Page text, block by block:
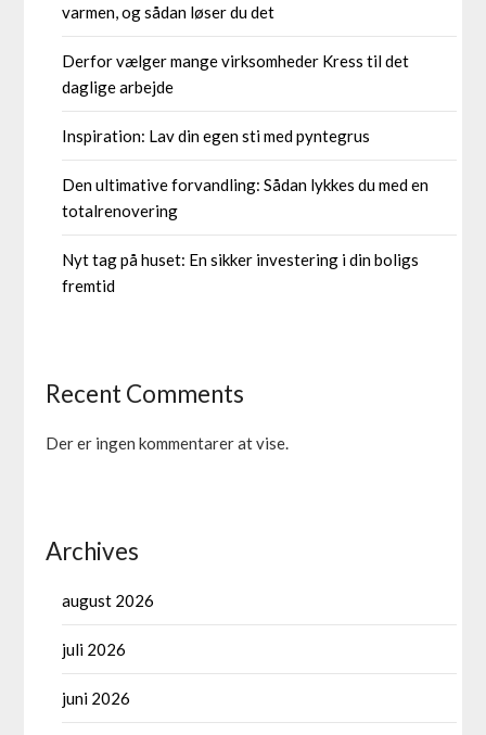
varmen, og sådan løser du det
Derfor vælger mange virksomheder Kress til det
daglige arbejde
Inspiration: Lav din egen sti med pyntegrus
Den ultimative forvandling: Sådan lykkes du med en
totalrenovering
Nyt tag på huset: En sikker investering i din boligs
fremtid
Recent Comments
Der er ingen kommentarer at vise.
Archives
august 2026
juli 2026
juni 2026